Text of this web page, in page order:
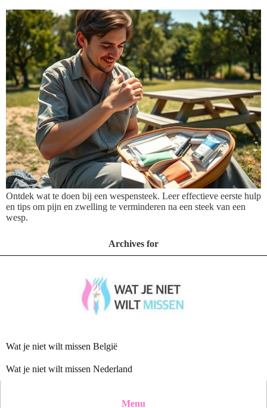
Ontdek wat te doen bij een wespensteek. Leer effectieve eerste hulp
en tips om pijn en zwelling te verminderen na een steek van een
wesp.
Archives for
Wat je niet wilt missen België
Wat je niet wilt missen Nederland
Menu